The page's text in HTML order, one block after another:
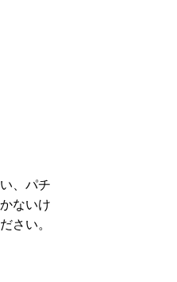
、パチ
ないけ
さい。